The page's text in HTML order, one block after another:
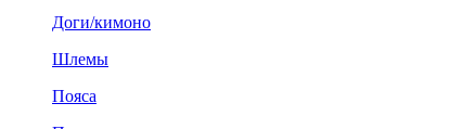
Доги/кимоно
Шлемы
Пояса